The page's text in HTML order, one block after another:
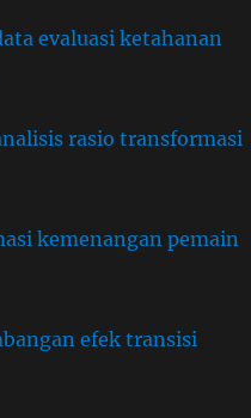
evaluasi ketahanan
rasio transformasi
kemenangan pemain
efek transisi